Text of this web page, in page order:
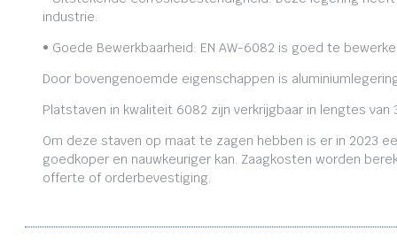
industrie.
• Goede Bewerkbaarheid: EN AW-6082 is goed te
Door bovengenoemde eigenschappen is
Platstaven in kwaliteit 6082 zijn verkrijgbaar in lengtes
Om deze staven op maat te zagen hebben is er in 2023
goedkoper en nauwkeuriger kan. Zaagkosten worden
offerte of orderbevestiging.